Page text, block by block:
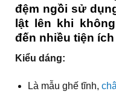
đệm ngồi sử
lật lên khi
đến nhiều tiện
Kiểu dáng:
Là mẫu ghế tĩnh,